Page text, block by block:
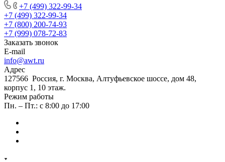
+7 (499) 322-99-34
+7 (499) 322-99-34
+7 (800) 200-74-93
+7 (999) 078-72-83
Заказать звонок
E-mail
info@awt.ru
Адрес
127566 Россия, г. Москва, Алтуфьевское шоссе, дом 48,
корпус 1, 10 этаж.
Режим работы
Пн. – Пт.: с 8:00 до 17:00